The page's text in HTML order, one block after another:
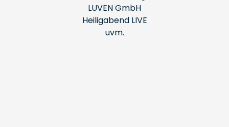
LUVEN GmbH
Heiligabend LIVE
uvm.